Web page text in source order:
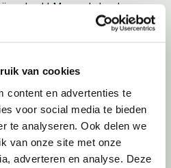
van cookies
content en advertenties te
voor social media te bieden
te analyseren. Ook delen we
van onze site met onze
adverteren en analyse. Deze
Maar ook door keer op
optie.